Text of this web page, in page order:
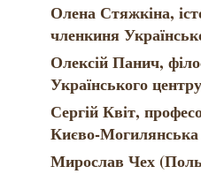
Олена Стяжкіна,
членкиня
Олексій Панич,
Українського
Сергій Квіт,
Києво-Могилянська
Мирослав Чех